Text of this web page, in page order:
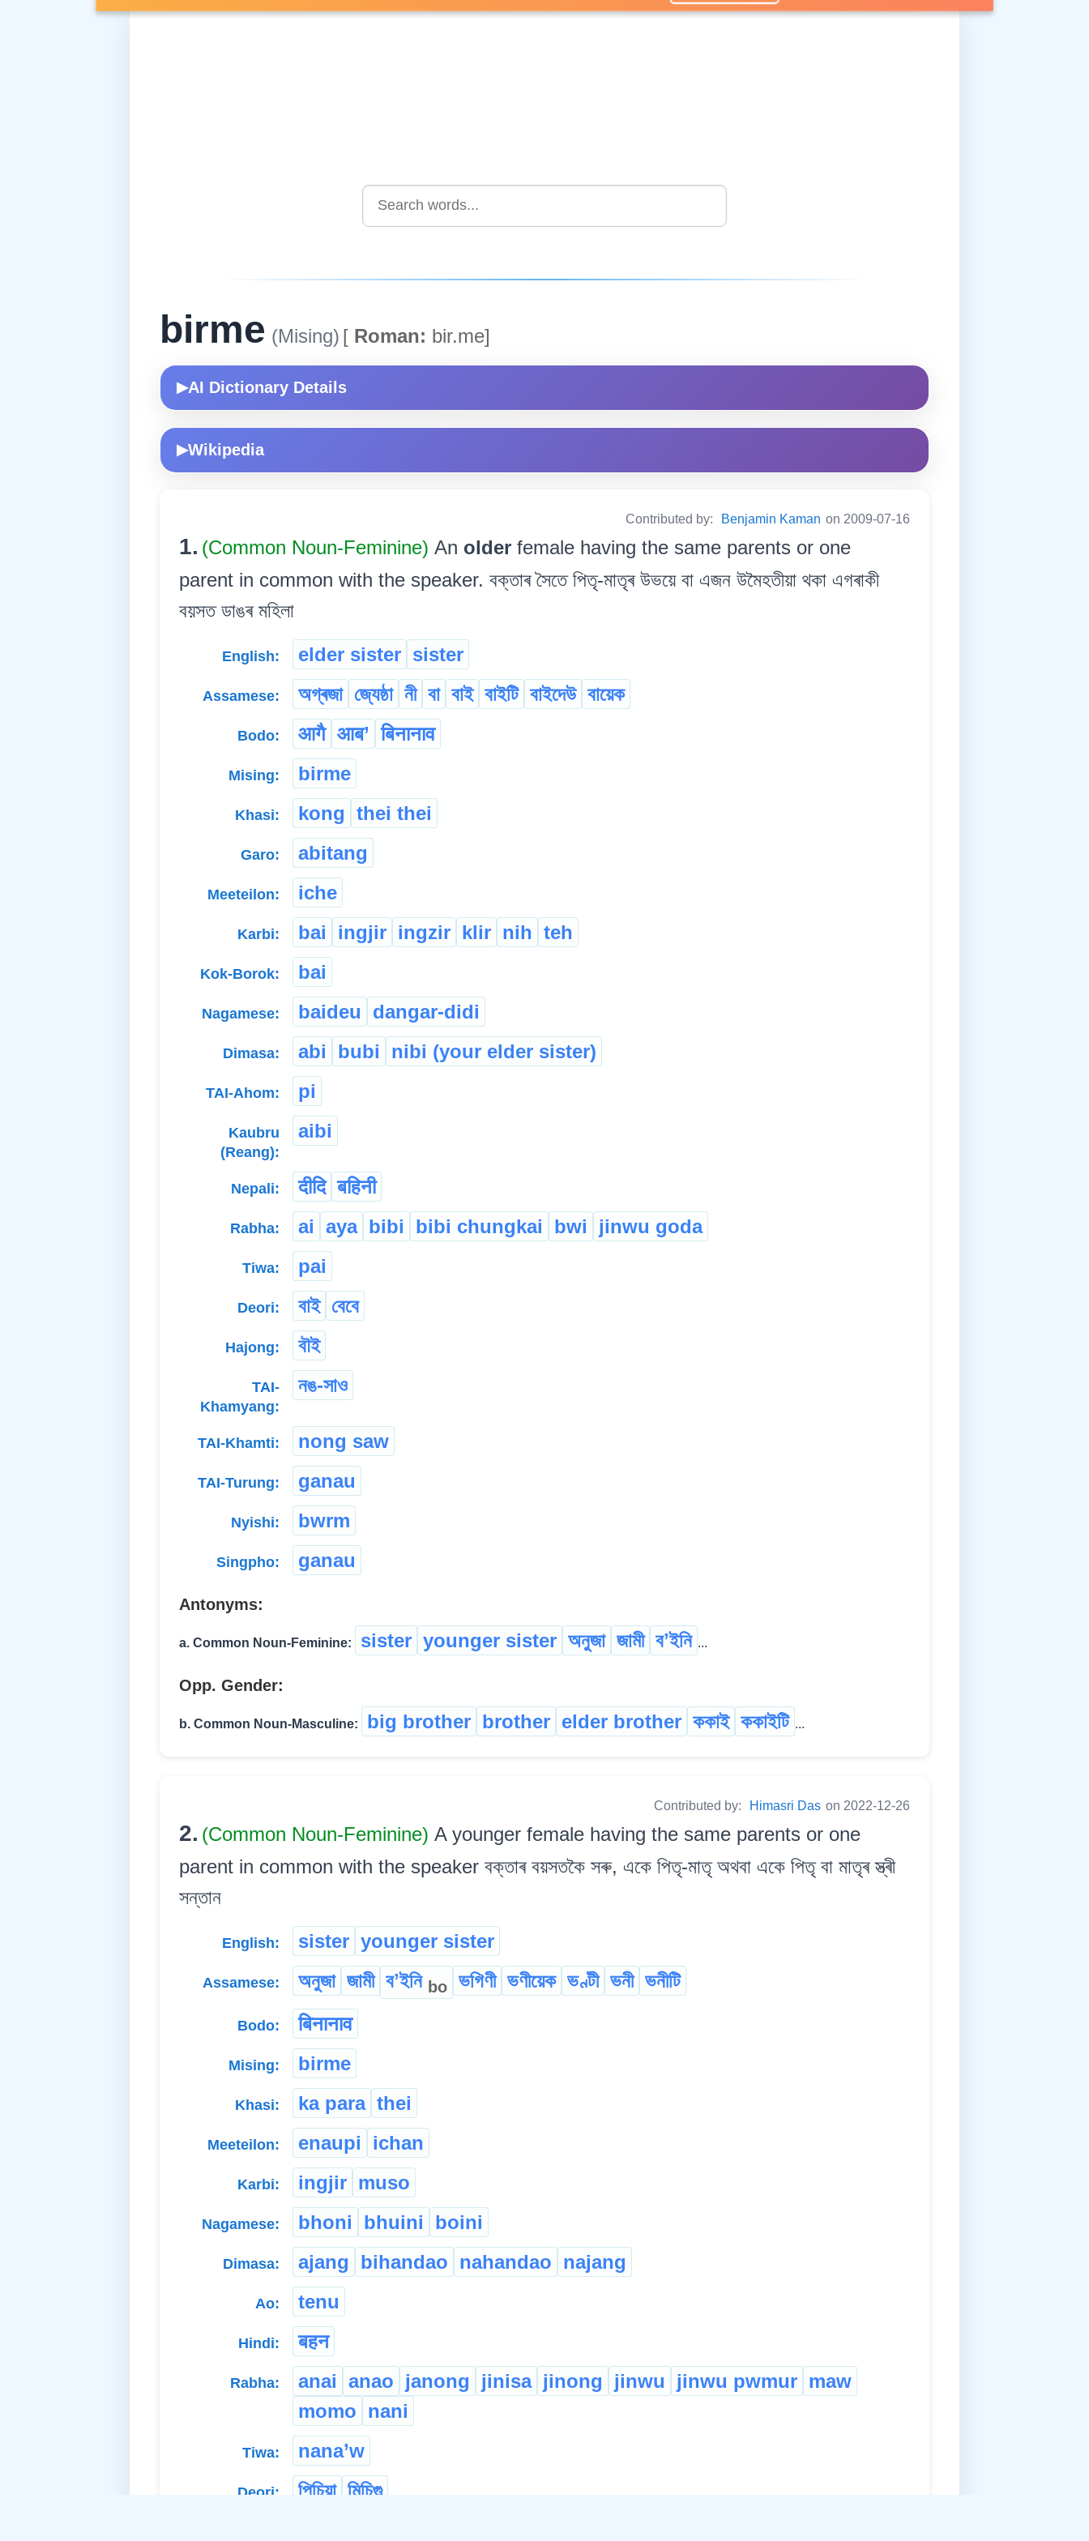
birme (Mising) [ Roman: bir.me]
▶AI Dictionary Details
▶Wikipedia
Contributed by: Benjamin Kaman on 2009-07-16
1. (Common Noun-Feminine) An older female having the same parents or one
parent in common with the speaker. বক্তাৰ সৈতে পিতৃ-মাতৃৰ উভয়ে বা এজন উমৈহতীয়া থকা এগৰাকী
বয়সত ডাঙৰ মহিলা
English: elder sister sister
Assamese: অগ্ৰজা জ্যেষ্ঠা নী বা বাই বাইটি বাইদেউ বায়েক
Bodo: आगै आब’ बिनानाव
Mising: birme
Khasi: kong thei thei
Garo: abitang
Meeteilon: iche
Karbi: bai ingjir ingzir klir nih teh
Kok-Borok: bai
Nagamese: baideu dangar-didi
Dimasa: abi bubi nibi (your elder sister)
TAI-Ahom: pi
Kaubru
(Reang):
aibi
Nepali: दीदि बहिनी
Rabha: ai aya bibi bibi chungkai bwi jinwu goda
Tiwa: pai
Deori: বাই বেবে
Hajong: বৗই
TAI-
Khamyang:
নঙ-সাও
TAI-Khamti: nong saw
TAI-Turung: ganau
Nyishi: bwrm
Singpho: ganau
Antonyms:
a. Common Noun-Feminine: sister younger sister অনুজা জামী বʼইনি ...
Opp. Gender:
b. Common Noun-Masculine: big brother brother elder brother ককাই ককাইটি ...
Contributed by: Himasri Das on 2022-12-26
2. (Common Noun-Feminine) A younger female having the same parents or one
parent in common with the speaker বক্তাৰ বয়সতকৈ সৰু, একে পিতৃ-মাতৃ অথবা একে পিতৃ বা মাতৃৰ স্ত্ৰী
সন্তান
English: sister younger sister
Assamese: অনুজা জামী বʼইনি bo ভগিণী ভণীয়েক ভণ্টী ভনী ভনীটি
Bodo: बिनानाव
Mising: birme
Khasi: ka para thei
Meeteilon: enaupi ichan
Karbi: ingjir muso
Nagamese: bhoni bhuini boini
Dimasa: ajang bihandao nahandao najang
Ao: tenu
Hindi: बहन
Rabha: anai anao janong jinisa jinong jinwu jinwu pwmur maw
momo nani
Tiwa: nana’w
Deori: পিচিয়া মিচিগু